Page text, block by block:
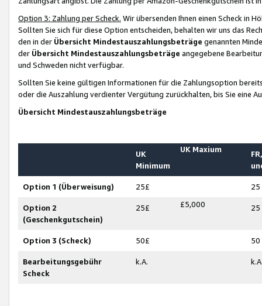
Option 3: Zahlung per Scheck. Wir übersenden Ihnen einen Scheck in
Sollten Sie sich für diese Option entscheiden, behalten wir uns das
den in der Übersicht Mindestauszahlungsbeträge genannten
der Übersicht Mindestauszahlungsbeträge angegebene
und Schweden nicht verfügbar.
Sollten Sie keine gültigen Informationen für die Zahlungsoption
oder die Auszahlung verdienter Vergütung zurückhalten, bis Sie
Übersicht Mindestauszahlungsbeträge
UK
Minimum
UK Maxium
Option 1 (Überweisung) 25£ 25
Option 2
(Geschenkgutschein)
25£ £5,000 25
Option 3 (Scheck) 50£ 50
Bearbeitungsgebühr
Scheck
k.A.